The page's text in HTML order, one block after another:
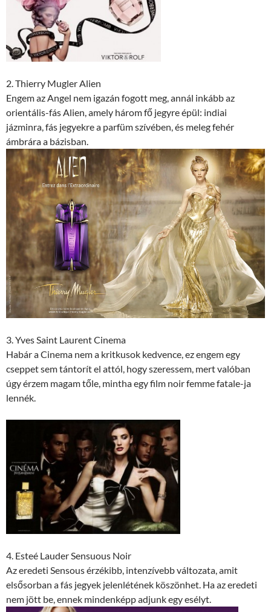
2. Thierry Mugler Alien
Engem az Angel nem igazán fogott meg, annál inkább az
orientális-fás Alien, amely három fő jegyre épül: indiai
jázminra, fás jegyekre a parfüm szívében, és meleg fehér
ámbrára a bázisban.
3. Yves Saint Laurent Cinema
Habár a Cinema nem a kritkusok kedvence, ez engem egy
cseppet sem tántorít el attól, hogy szeressem, mert valóban
úgy érzem magam tőle, mintha egy film noir femme fatale-ja
lennék.
4. Esteé Lauder Sensuous Noir
Az eredeti Sensous érzékibb, intenzívebb változata, amit
elsősorban a fás jegyek jelenlétének köszönhet. Ha az eredeti
nem jött be, ennek mindenképp adjunk egy esélyt.